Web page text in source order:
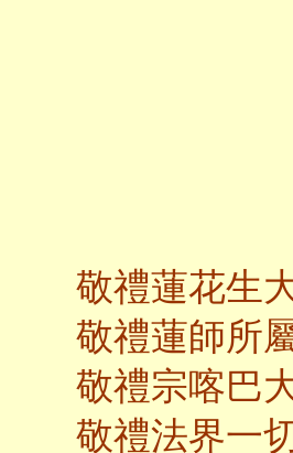
敬禮蓮花生
敬禮蓮師所
敬禮宗喀巴
敬禮法界一